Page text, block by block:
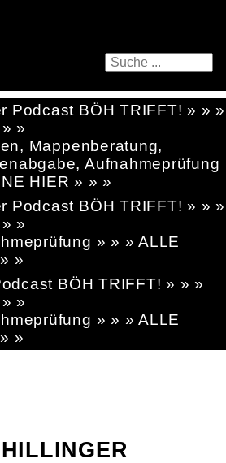
Podcast BÖH TRIFFT! » » »
»
Mappenberatung,
Aufnahmeprüfung
HIER » » »
Podcast BÖH TRIFFT! » » »
»
» » » ALLE
»
BÖH TRIFFT! » » »
»
» » » ALLE
»